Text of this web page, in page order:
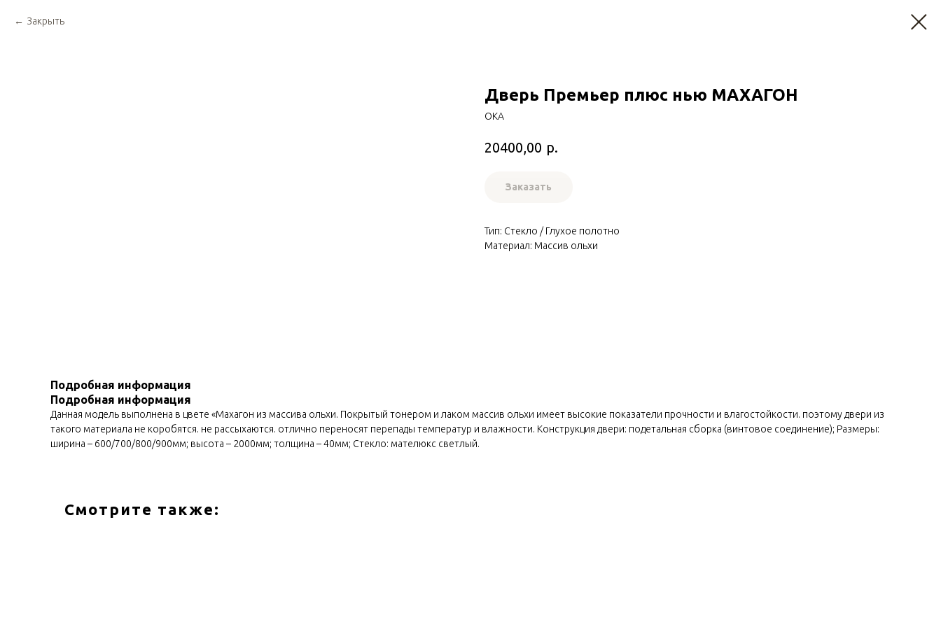
Закрыть
Дверь Премьер плюс нью МАХАГОН
ОКА
20400,00 р.
Заказать
Тип: Стекло / Глухое полотно
Материал: Массив ольхи
Подробная информация
Подробная информация
Данная модель выполнена в цвете «Махагон из массива ольхи. Покрытый тонером и лаком массив ольхи имеет высокие показатели прочности и влагостойкости. поэтому двери из
такого материала не коробятся. не рассыхаются. отлично переносят перепады температур и влажности. Конструкция двери: подетальная сборка (винтовое соединение); Размеры:
ширина – 600/700/800/900мм; высота – 2000мм; толщина – 40мм; Стекло: мателюкс светлый.
Смотрите также: